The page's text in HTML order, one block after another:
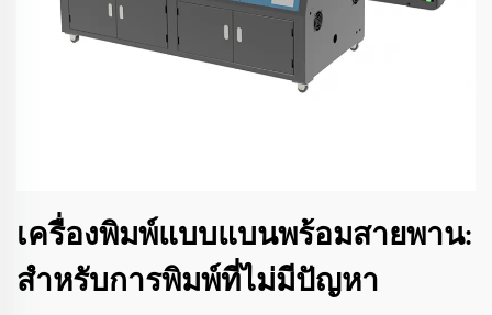
เครื่องพิมพ์แบบแบนพร้อมสายพาน:
สำหรับการพิมพ์ที่ไม่มีปัญหา